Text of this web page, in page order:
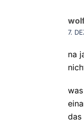
7.
na
das